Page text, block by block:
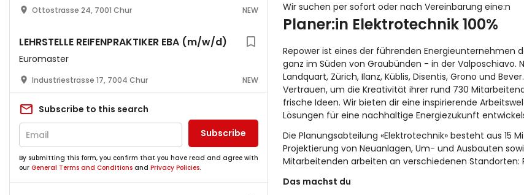
Ottostrasse 24, 7001 Chur NEW
LEHRSTELLE REIFENPRAKTIKER EBA (m/w/d)
Euromaster
Industriestrasse 17, 7004 Chur NEW
Subscribe to this search
Subscribe
By submitting this form, you confirm that you have read and agree with
our General Terms and Conditions and Privacy Policies.
Wir suchen per sofort oder nach Vereinbarung eine:n
Planer:in Elektrotechnik 100%
Repower ist eines der führenden Energieunternehmen
ganz im Süden von Graubünden - in der Valposchiavo.
Landquart, Zürich, Ilanz, Küblis, Disentis, Grono und
Vertrauen, um die Kreativität ihrer rund 730
frische Ideen. Wir bieten dir eine inspirierende
Lösungen für eine nachhaltige Energiezukunft
Die Planungsabteilung «Elektrotechnik» besteht aus
Projektierung von Neuanlagen, Um- und Ausbauten
Mitarbeitenden arbeiten an verschiedenen Standorten:
Das machst du